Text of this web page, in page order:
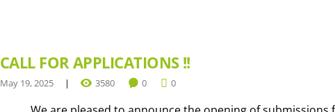
CALL FOR APPLICATIONS !!
May 19, 2025 3580 0 0